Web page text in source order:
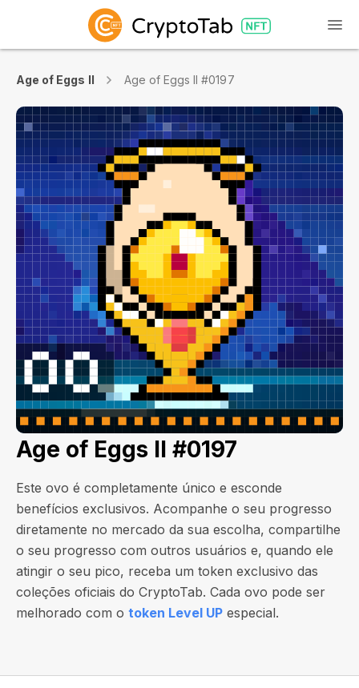
Age of Eggs II Age of Eggs II #0197
Age of Eggs II #0197
Este ovo é completamente único e esconde
benefícios exclusivos. Acompanhe o seu progresso
diretamente no mercado da sua escolha, compartilhe
o seu progresso com outros usuários e, quando ele
atingir o seu pico, receba um token exclusivo das
coleções oficiais do CryptoTab. Cada ovo pode ser
melhorado com o token Level UP especial.